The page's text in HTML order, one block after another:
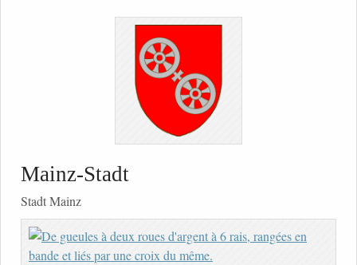
Mainz-Stadt
Stadt Mainz